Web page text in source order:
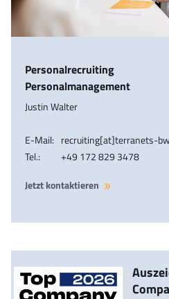
Personalrecruiting
Personalmanagement
Justin Walter
E-Mail: recruiting[at]terranets-
Tel.:
+49 172 829 3478
Jetzt kontaktieren